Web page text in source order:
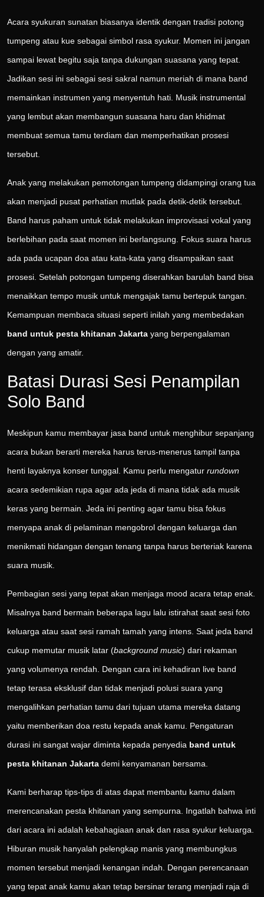
Acara syukuran sunatan biasanya identik dengan tradisi potong
tumpeng atau kue sebagai simbol rasa syukur. Momen ini jangan
sampai lewat begitu saja tanpa dukungan suasana yang tepat.
Jadikan sesi ini sebagai sesi sakral namun meriah di mana band
memainkan instrumen yang menyentuh hati. Musik instrumental
yang lembut akan membangun suasana haru dan khidmat
membuat semua tamu terdiam dan memperhatikan prosesi
tersebut.
Anak yang melakukan pemotongan tumpeng didampingi orang tua
akan menjadi pusat perhatian mutlak pada detik-detik tersebut.
Band harus paham untuk tidak melakukan improvisasi vokal yang
berlebihan pada saat momen ini berlangsung. Fokus suara harus
ada pada ucapan doa atau kata-kata yang disampaikan saat
prosesi. Setelah potongan tumpeng diserahkan barulah band bisa
menaikkan tempo musik untuk mengajak tamu bertepuk tangan.
Kemampuan membaca situasi seperti inilah yang membedakan
band untuk pesta khitanan Jakarta yang berpengalaman
dengan yang amatir.
Batasi Durasi Sesi Penampilan
Solo Band
Meskipun kamu membayar jasa band untuk menghibur sepanjang
acara bukan berarti mereka harus terus-menerus tampil tanpa
henti layaknya konser tunggal. Kamu perlu mengatur rundown
acara sedemikian rupa agar ada jeda di mana tidak ada musik
keras yang bermain. Jeda ini penting agar tamu bisa fokus
menyapa anak di pelaminan mengobrol dengan keluarga dan
menikmati hidangan dengan tenang tanpa harus berteriak karena
suara musik.
Pembagian sesi yang tepat akan menjaga mood acara tetap enak.
Misalnya band bermain beberapa lagu lalu istirahat saat sesi foto
keluarga atau saat sesi ramah tamah yang intens. Saat jeda band
cukup memutar musik latar (background music) dari rekaman
yang volumenya rendah. Dengan cara ini kehadiran live band
tetap terasa eksklusif dan tidak menjadi polusi suara yang
mengalihkan perhatian tamu dari tujuan utama mereka datang
yaitu memberikan doa restu kepada anak kamu. Pengaturan
durasi ini sangat wajar diminta kepada penyedia band untuk
pesta khitanan Jakarta demi kenyamanan bersama.
Kami berharap tips-tips di atas dapat membantu kamu dalam
merencanakan pesta khitanan yang sempurna. Ingatlah bahwa inti
dari acara ini adalah kebahagiaan anak dan rasa syukur keluarga.
Hiburan musik hanyalah pelengkap manis yang membungkus
momen tersebut menjadi kenangan indah. Dengan perencanaan
yang tepat anak kamu akan tetap bersinar terang menjadi raja di